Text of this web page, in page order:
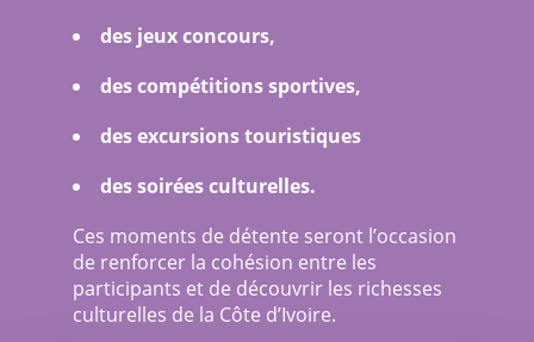
des jeux concours,
des compétitions sportives,
des excursions touristiques
des soirées culturelles.
Ces moments de détente seront l’occasion
de renforcer la cohésion entre les
participants et de découvrir les richesses
culturelles de la Côte d’Ivoire.